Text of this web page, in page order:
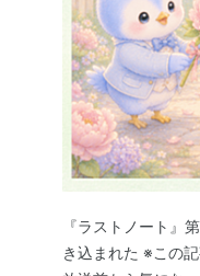
『ラストノート』
き込まれた ※この